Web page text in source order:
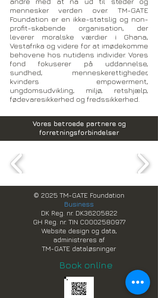
mennesker verden over. TM-GATE
Foundation er en ikke-statslig og non-
profit-skabende organisation, der
leverer moralske værdier i Ghana,
Vestafrika og videre for at imødekomme
behovene hos nutidens individer. Vores
fond fokuserer på uddannelse,
sundhed, menneskerettigheder,
kvinders empowerment,
ungdomsudvikling, miljø, retshjælp,
fødevaresikkerhed og fredssikkerhed.
Vores betroede partnere og
forretningsforbindelser
© 2025 TM-GATE Foundation
Business
DK Reg. nr. DK36205822
GH Reg. nr. TIN C0002580977
Website design og data,
administreres af
TM-GATE dataløsninger
Book online